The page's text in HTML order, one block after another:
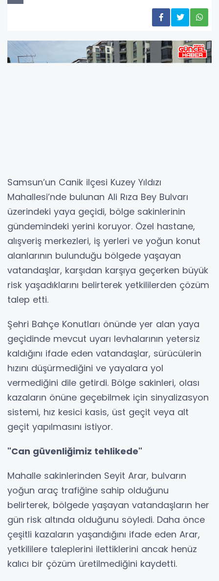
Samsun’un Canik ilçesi Kuzey Yıldızı
Mahallesi’nde bulunan Ali Rıza Bey Bulvarı
üzerindeki yaya geçidi, bölge sakinlerinin
gündemindeki yerini koruyor. Özel hastane,
alışveriş merkezleri, iş yerleri ve yoğun konut
alanlarının bulunduğu bölgede yaşayan
vatandaşlar, karşıdan karşıya geçerken büyük
risk yaşadıklarını belirterek yetkililerden çözüm
talep etti.
Şehri Bahçe Konutları önünde yer alan yaya
geçidinde mevcut uyarı levhalarının yetersiz
kaldığını ifade eden vatandaşlar, sürücülerin
hızını düşürmediğini ve yayalara yol
vermediğini dile getirdi. Bölge sakinleri, olası
kazaların önüne geçebilmek için sinyalizasyon
sistemi, hız kesici kasis, üst geçit veya alt
geçit yapılmasını istiyor.
"Can güvenliğimiz tehlikede"
Mahalle sakinlerinden Seyit Arar, bulvarın
yoğun araç trafiğine sahip olduğunu
belirterek, bölgede yaşayan vatandaşların her
gün risk altında olduğunu söyledi. Daha önce
çeşitli kazaların yaşandığını ifade eden Arar,
yetkililere taleplerini ilettiklerini ancak henüz
kalıcı bir çözüm üretilmediğini kaydetti.